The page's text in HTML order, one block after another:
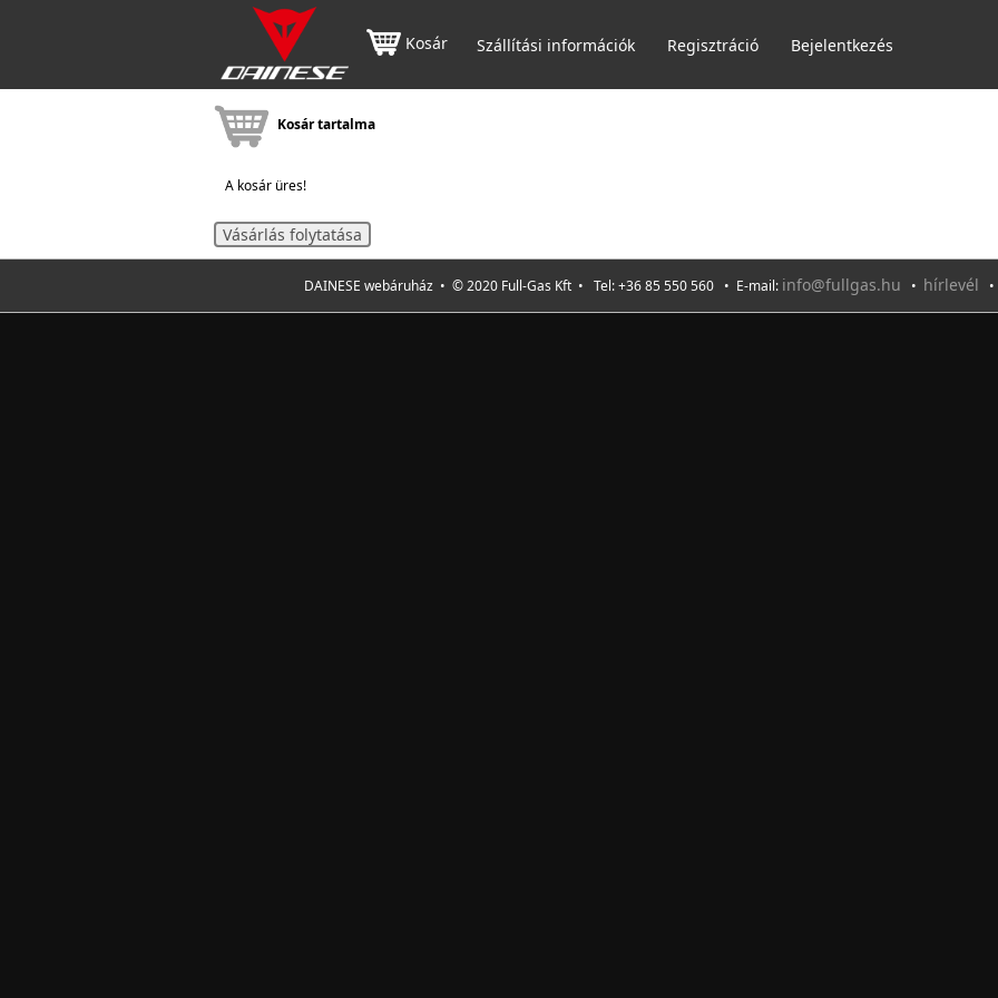
Kosár Szállítási információk Regisztráció Bejelentkezés
Kosár tartalma
A kosár üres!
Vásárlás folytatása
DAINESE webáruház • © 2020 Full-Gas Kft • Tel: +36 85 550 560 • E-mail: info@fullgas.hu • hírlevél •